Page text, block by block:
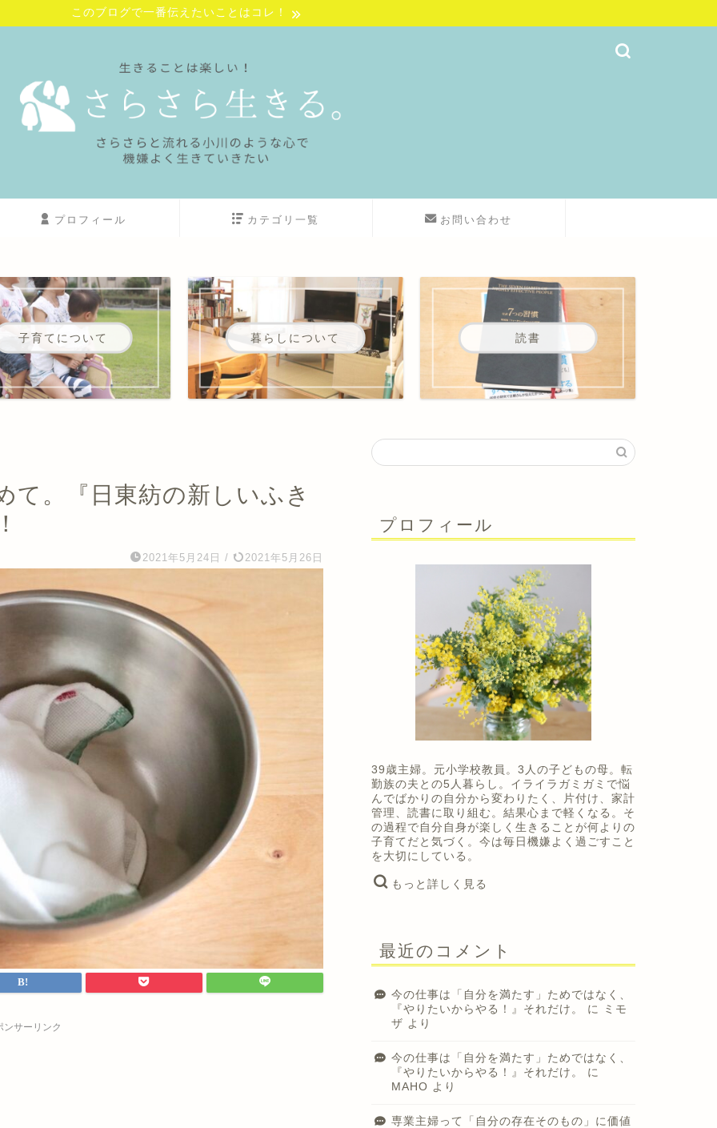
このブログで一番伝えたいことはコレ！
プロフィール カテゴリ一覧 お問い合わせ
子育てについて 暮らしについて 読書
て。『日東紡の新しいふき
2021年5月24日 / 2021年5月26日
ンサーリンク
プロフィール
39歳主婦。元小学校教員。3人の子どもの母。転
勤族の夫との5人暮らし。イライラガミガミで悩
んでばかりの自分から変わりたく、片付け、家計
管理、読書に取り組む。結果心まで軽くなる。そ
の過程で自分自身が楽しく生きることが何よりの
子育てだと気づく。今は毎日機嫌よく過ごすこと
を大切にしている。
もっと詳しく見る
最近のコメント
今の仕事は「自分を満たす」ためではなく、
『やりたいからやる！』それだけ。
に
ミモ
ザ より
今の仕事は「自分を満たす」ためではなく、
『やりたいからやる！』それだけ。
に
MAHO より
専業主婦って「自分の存在そのもの」に価値